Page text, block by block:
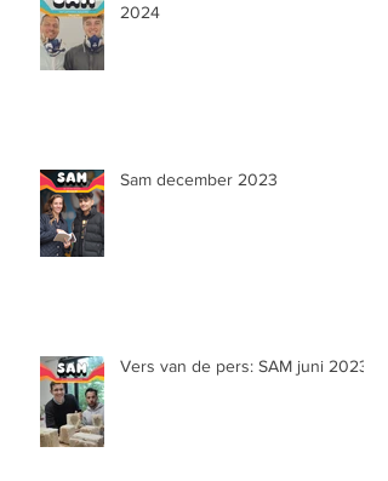
2024
Sam december 2023
Vers van de pers: SAM juni 2023